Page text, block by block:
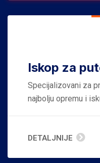
Iskop za
Specijalizovani za
najbolju opremu i
DETALJNIJE